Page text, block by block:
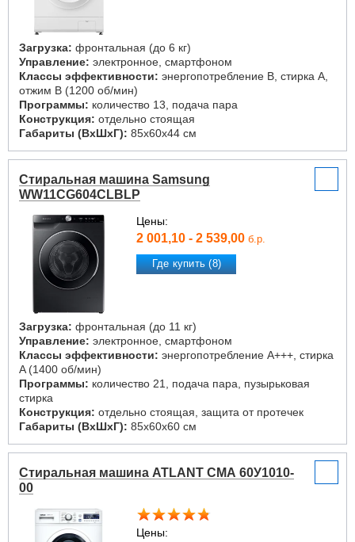
Загрузка: фронтальная (до 6 кг)
Управление: электронное, смартфоном
Классы эффективности: энергопотребление B, стирка A,
отжим B (1200 об/мин)
Программы: количество 13, подача пара
Конструкция: отдельно стоящая
Габариты (ВxШxГ): 85x60x44 см
Стиральная машина Samsung
WW11CG604CLBLP
Цены:
2 001,10 - 2 539,00 б.р.
Где купить (8)
Загрузка: фронтальная (до 11 кг)
Управление: электронное, смартфоном
Классы эффективности: энергопотребление A+++, стирка
A (1400 об/мин)
Программы: количество 21, подача пара, пузырьковая
стирка
Конструкция: отдельно стоящая, защита от протечек
Габариты (ВxШxГ): 85x60x60 см
Стиральная машина ATLANT СМА 60У1010-
00
Цены: